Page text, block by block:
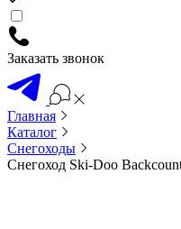
Заказать звонок
Главная
Каталог
Снегоходы
Снегоход Ski-Doo